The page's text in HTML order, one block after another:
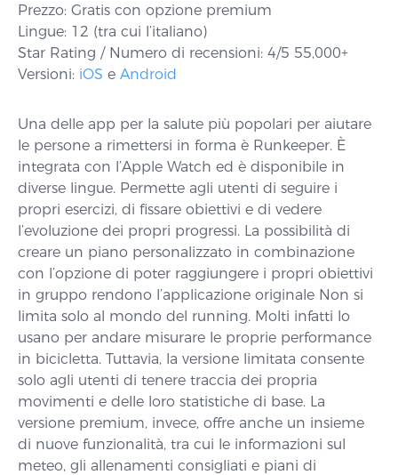
Prezzo: Gratis con opzione premium
Lingue: 12 (tra cui l’italiano)
Star Rating / Numero di recensioni: 4/5 55,000+
Versioni: iOS e Android
Una delle app per la salute più popolari per aiutare
le persone a rimettersi in forma è Runkeeper. È
integrata con l’Apple Watch ed è disponibile in
diverse lingue. Permette agli utenti di seguire i
propri esercizi, di fissare obiettivi e di vedere
l’evoluzione dei propri progressi. La possibilità di
creare un piano personalizzato in combinazione
con l’opzione di poter raggiungere i propri obiettivi
in gruppo rendono l’applicazione originale Non si
limita solo al mondo del running. Molti infatti lo
usano per andare misurare le proprie performance
in bicicletta. Tuttavia, la versione limitata consente
solo agli utenti di tenere traccia dei propria
movimenti e delle loro statistiche di base. La
versione premium, invece, offre anche un insieme
di nuove funzionalità, tra cui le informazioni sul
meteo, gli allenamenti consigliati e piani di